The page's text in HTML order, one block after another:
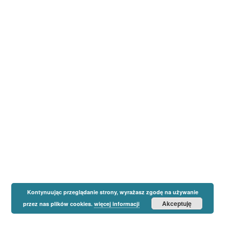
Kontynuując przeglądanie strony, wyrażasz zgodę na używanie
przez nas plików cookies. więcej informacji Akceptuję